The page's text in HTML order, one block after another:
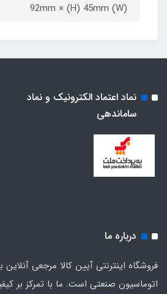
(W) 92mm × (H) 45mm
نماد اعتماد الکترونیک و نماد
ساماندهی
درباره ما
فروشگاه اینترنتی آیین کالا مرجعی
اتوماسیون صنعتی است. ما با تمرکز بر